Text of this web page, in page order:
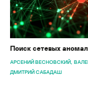
Поиск сетевых
АРСЕНИЙ ВЕСНОВСКИЙ
ДМИТРИЙ САБАДАШ